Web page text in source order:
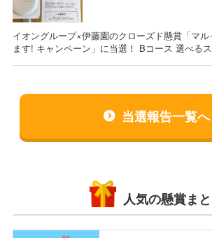
イオングループ×伊藤園のクローズド懸賞「マ
ます! キャンペーン」に当選！ Bコース 選べる
当選報告一覧へ
人気の懸賞ま